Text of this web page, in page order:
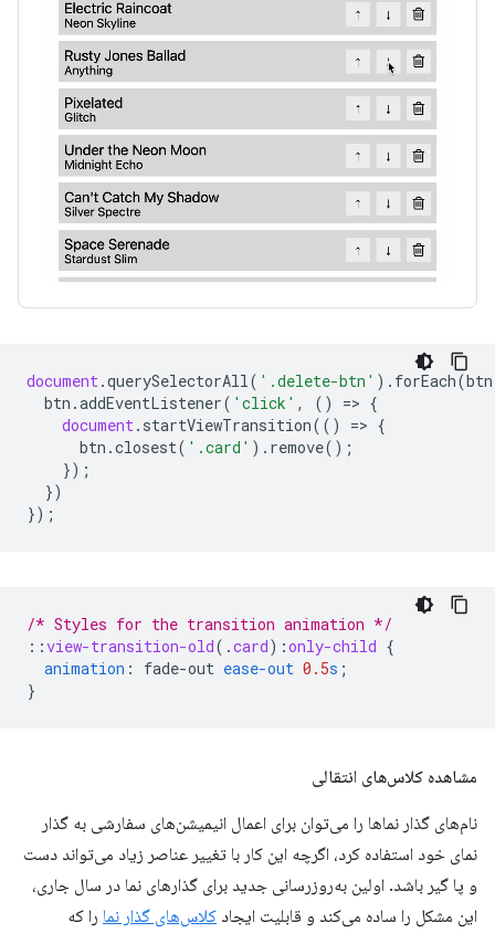
document.querySelectorAll( '.delete-btn' ). forEach(btn
btn .addEventListener( 'click' , () => {
document. startViewTransition(() => {
btn .closest( '.card' ). remove();
});
})
});
/* Styles for the transition animation */
::view-transition-old( .card) :only-child {
animation : fade-out ease-out 0.5s ;
}
مشاهده کلاس‌های انتقالی
نام‌های گذار نماها را می‌توان برای اعمال انیمیشن‌های سفارشی به گذار
نمای خود استفاده کرد، اگرچه این کار با تغییر عناصر زیاد می‌تواند دست
و پا گیر باشد. اولین به‌روزرسانی جدید برای گذارهای نما در سال جاری،
این مشکل را ساده می‌کند و قابلیت ایجاد کلاس‌های گذار نما را که